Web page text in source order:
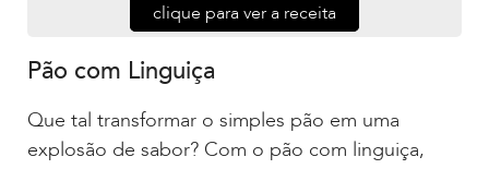
clique para ver a receita
Pão com Linguiça
Que tal transformar o simples pão em uma
explosão de sabor? Com o pão com linguiça,